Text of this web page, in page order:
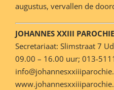
augustus, vervallen de
JOHANNES XXIII PAROCHIE
Secretariaat: Slimstraat 7
09.00 – 16.00 uur; 013-